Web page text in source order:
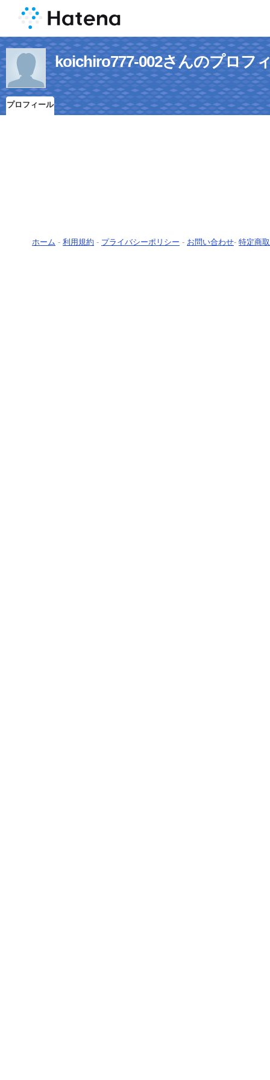
koichiro777-002さんのプロフ
プロフィール
ホーム - 利用規約 - プライバシーポリシー - お問い合わせ- 特定商